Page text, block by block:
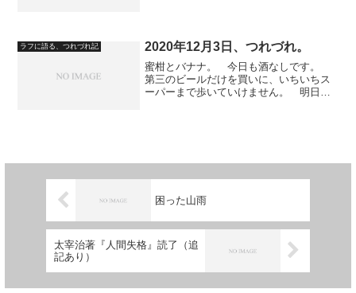
のかなぁ、と話し...
ラフに語る、つれづれ記 2020年12月3日、つれづれ。
蜜柑とバナナ。 今日も酒なしです。
第三のビールだけを買いに、いちいちス
ーパーまで歩いていけません。 明日
困った山雨
太宰治著『人間失格』読了（追
記あり）